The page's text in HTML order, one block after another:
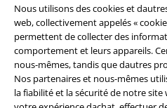
Nous utilisons des cookies et
web, collectivement appelés «
permettent de collecter des
comportement et leurs appareils.
nous-mêmes, tandis que dautres
Nos partenaires et nous-mêmes
la fiabilité et la sécurité de notre